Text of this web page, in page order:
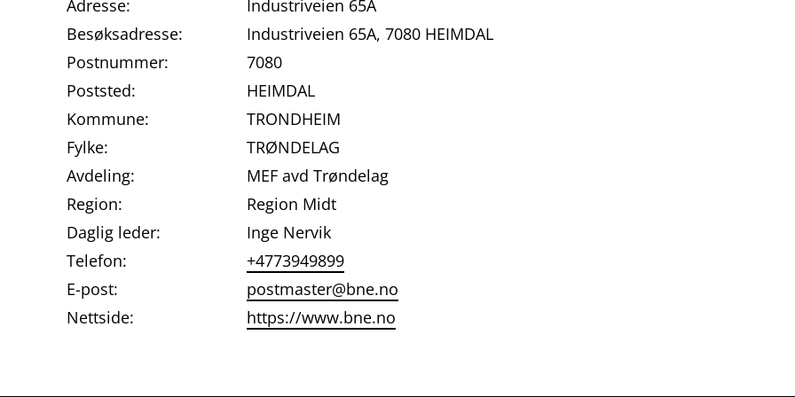
Adresse:
Industriveien 65A
Besøksadresse:
Industriveien 65A, 7080 HEIMDAL
Postnummer:
7080
Poststed:
HEIMDAL
Kommune:
TRONDHEIM
Fylke:
TRØNDELAG
Avdeling:
MEF avd Trøndelag
Region:
Region Midt
Daglig leder:
Inge Nervik
Telefon:
+4773949899
E-post:
postmaster@bne.no
Nettside:
https://www.bne.no